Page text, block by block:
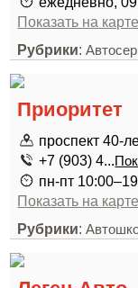
Показать на карте
Рубрики:
Приоритет
проспект 40-
+7 (903) 4...
пн-пт
Показать на карте
Рубрики: